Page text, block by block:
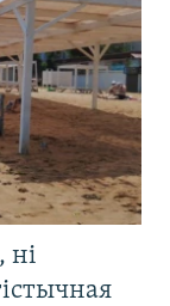
ні